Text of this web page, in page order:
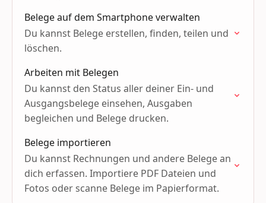
Belege auf dem Smartphone verwalten
Du kannst Belege erstellen, finden, teilen und
löschen.
Arbeiten mit Belegen
Du kannst den Status aller deiner Ein- und
Ausgangsbelege einsehen, Ausgaben
begleichen und Belege drucken.
Belege importieren
Du kannst Rechnungen und andere Belege an
dich erfassen. Importiere PDF Dateien und
Fotos oder scanne Belege im Papierformat.